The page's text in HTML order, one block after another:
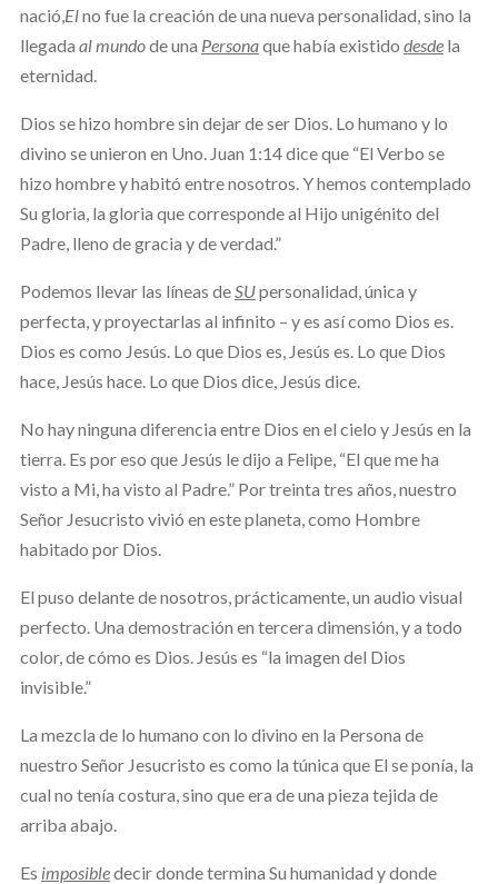
nació,Elno fue la creación de una nueva personalidad, sino la
llegada al mundode una Personaque había existido desdela
eternidad.
Dios se hizo hombre sin dejar de ser Dios. Lo humano y lo
divino se unieron en Uno. Juan 1:14 dice que “El Verbo se
hizo hombre y habitó entre nosotros. Y hemos contemplado
Su gloria, la gloria que corresponde al Hijo unigénito del
Padre, lleno de gracia y de verdad.”
Podemos llevar las líneas deSUpersonalidad, única y
perfecta, y proyectarlas al infinito – y es así como Dios es.
Dios es como Jesús. Lo que Dios es, Jesús es. Lo que Dios
hace, Jesús hace. Lo que Dios dice, Jesús dice.
No hay ninguna diferencia entre Dios en el cielo y Jesús en la
tierra. Es por eso que Jesús le dijo a Felipe, “El que me ha
visto a Mi, ha visto al Padre.” Por treinta tres años, nuestro
Señor Jesucristo vivió en este planeta, como Hombre
habitado por Dios.
El puso delante de nosotros, prácticamente, un audio visual
perfecto. Una demostración en tercera dimensión, y a todo
color, de cómo es Dios. Jesús es “la imagen del Dios
invisible.”
La mezcla de lo humano con lo divino en la Persona de
nuestro Señor Jesucristo es como la túnica que El se ponía, la
cual no tenía costura, sino que era de una pieza tejida de
arriba abajo.
Es imposibledecir donde termina Su humanidad y donde